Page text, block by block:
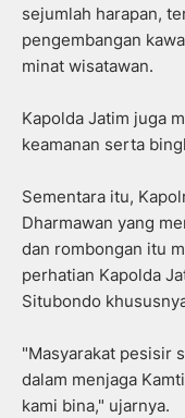
sejumlah harapan,
pengembangan
minat wisatawan.
Kapolda Jatim juga
keamanan serta
Sementara itu,
Dharmawan yang
dan rombongan itu
perhatian Kapolda
Situbondo
"Masyarakat pesisir
dalam menjaga
kami bina," ujarnya.